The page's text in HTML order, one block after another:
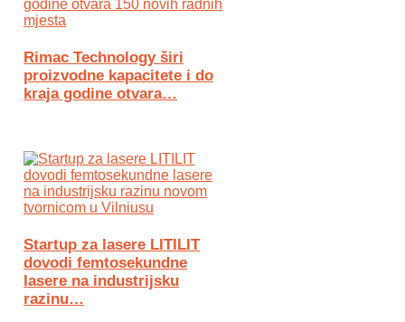
Rimac Technology širi
proizvodne kapacitete i do
kraja godine otvara…
Startup za lasere LITILIT
dovodi femtosekundne
lasere na industrijsku
razinu…